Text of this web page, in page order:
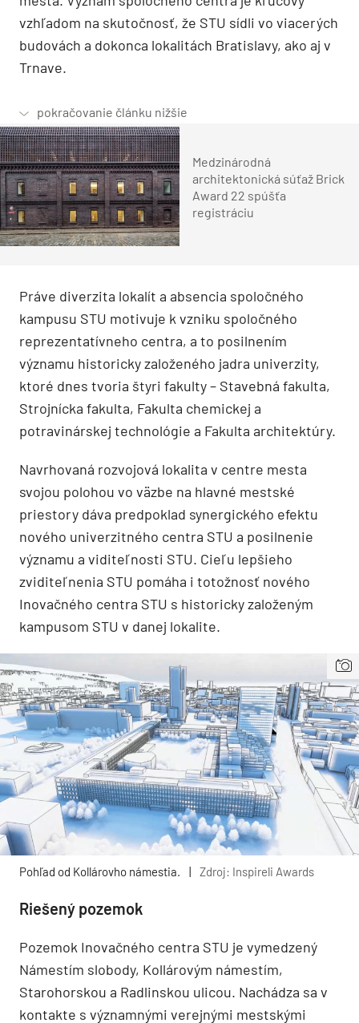
vzhľadom na skutočnosť, že STU sídli vo viacerých
budovách a dokonca lokalitách Bratislavy, ako aj v
Trnave.
Medzinárodná
architektonická súťaž Brick
Award 22 spúšťa
registráciu
Práve diverzita lokalít a absencia spoločného
kampusu STU motivuje k vzniku spoločného
reprezentatívneho centra, a to posilnením
významu historicky založeného jadra univerzity,
ktoré dnes tvoria štyri fakulty – Stavebná fakulta,
Strojnícka fakulta, Fakulta chemickej a
potravinárskej technológie a Fakulta architektúry.
Navrhovaná rozvojová lokalita v centre mesta
svojou polohou vo väzbe na hlavné mestské
priestory dáva predpoklad synergického efektu
nového univerzitného centra STU a posilnenie
významu a viditeľnosti STU. Cieľu lepšieho
zviditeľnenia STU pomáha i totožnosť nového
Inovačného centra STU s historicky založeným
kampusom STU v danej lokalite.
Pohľad od Kollárovho námestia. | Zdroj: Inspireli Awards
Riešený pozemok
Pozemok Inovačného centra STU je vymedzený
Námestím slobody, Kollárovým námestím,
Starohorskou a Radlinskou ulicou. Nachádza sa v
kontakte s významnými verejnými mestskými